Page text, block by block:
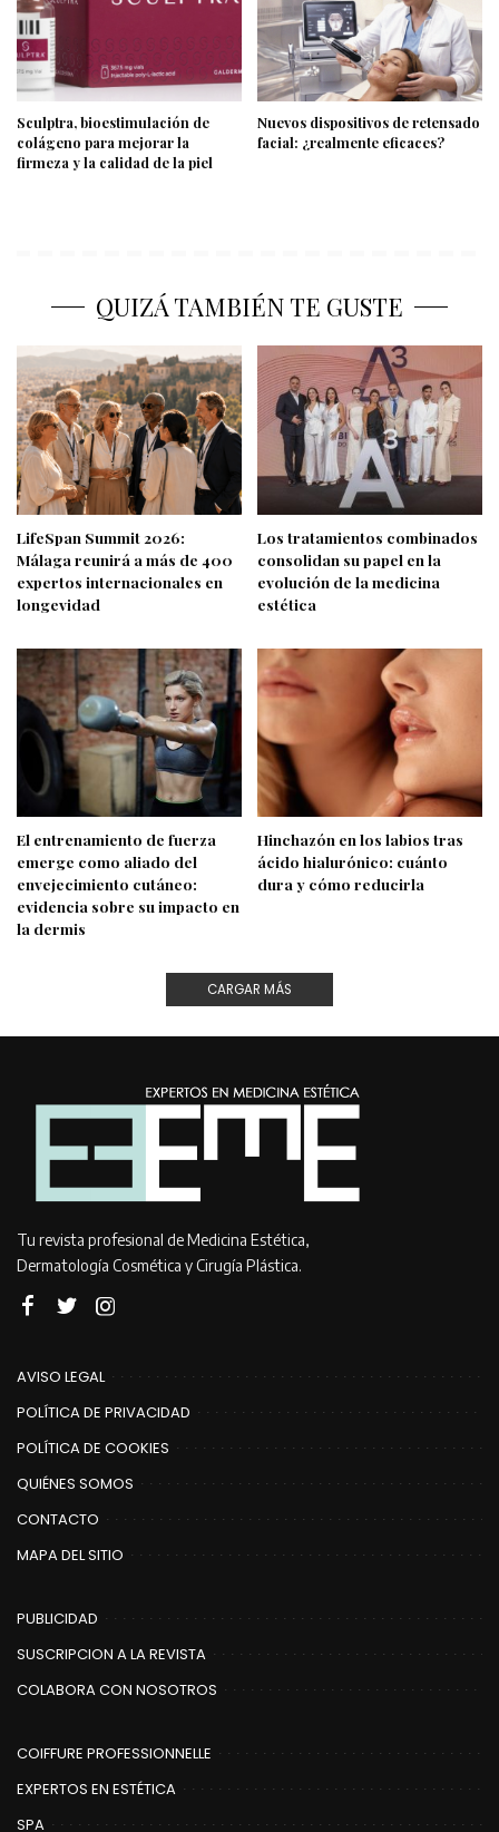
Sculptra, bioestimulación de
colágeno para mejorar la
firmeza y la calidad de la piel
Nuevos dispositivos de retensado
facial: ¿realmente eficaces?
QUIZÁ TAMBIÉN TE GUSTE
LifeSpan Summit 2026:
Málaga reunirá a más de 400
expertos internacionales en
longevidad
Los tratamientos combinados
consolidan su papel en la
evolución de la medicina
estética
El entrenamiento de fuerza
emerge como aliado del
envejecimiento cutáneo:
evidencia sobre su impacto en
la dermis
Hinchazón en los labios tras
ácido hialurónico: cuánto
dura y cómo reducirla
CARGAR MÁS
Tu revista profesional de Medicina Estética,
Dermatología Cosmética y Cirugía Plástica.
AVISO LEGAL
POLÍTICA DE PRIVACIDAD
POLÍTICA DE COOKIES
QUIÉNES SOMOS
CONTACTO
MAPA DEL SITIO
PUBLICIDAD
SUSCRIPCION A LA REVISTA
COLABORA CON NOSOTROS
COIFFURE PROFESSIONNELLE
EXPERTOS EN ESTÉTICA
SPA